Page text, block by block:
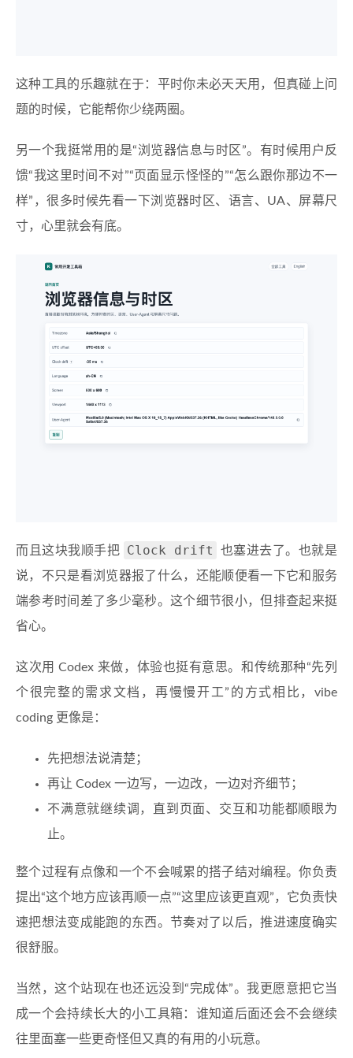
这种工具的乐趣就在于：平时你未必天天用，但真碰上问
题的时候，它能帮你少绕两圈。
另一个我挺常用的是“浏览器信息与时区”。有时候用户反
馈“我这里时间不对”“页面显示怪怪的”“怎么跟你那边不一
样”，很多时候先看一下浏览器时区、语言、UA、屏幕尺
寸，心里就会有底。
而且这块我顺手把 Clock drift
也塞进去了。也就是
说，不只是看浏览器报了什么，还能顺便看一下它和服务
端参考时间差了多少毫秒。这个细节很小，但排查起来挺
省心。
这次用 Codex 来做，体验也挺有意思。和传统那种“先列
个很完整的需求文档，再慢慢开工”的方式相比，vibe
coding 更像是：
先把想法说清楚；
再让 Codex 一边写，一边改，一边对齐细节；
不满意就继续调，直到页面、交互和功能都顺眼为
止。
整个过程有点像和一个不会喊累的搭子结对编程。你负责
提出“这个地方应该再顺一点”“这里应该更直观”，它负责快
速把想法变成能跑的东西。节奏对了以后，推进速度确实
很舒服。
当然，这个站现在也还远没到“完成体”。我更愿意把它当
成一个会持续长大的小工具箱：谁知道后面还会不会继续
往里面塞一些更奇怪但又真的有用的小玩意。